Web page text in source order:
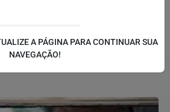
A PÁGINA PARA CONTINUAR SUA
NAVEGAÇÃO!